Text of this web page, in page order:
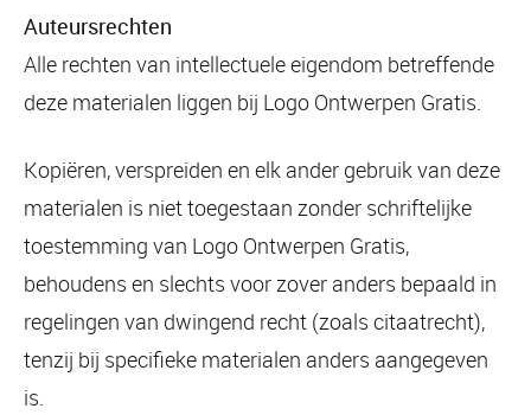
Auteursrechten
Alle rechten van intellectuele eigendom betreffende
deze materialen liggen bij Logo Ontwerpen Gratis.
Kopiëren, verspreiden en elk ander gebruik van deze
materialen is niet toegestaan zonder schriftelijke
toestemming van Logo Ontwerpen Gratis,
behoudens en slechts voor zover anders bepaald in
regelingen van dwingend recht (zoals citaatrecht),
tenzij bij specifieke materialen anders aangegeven
is.